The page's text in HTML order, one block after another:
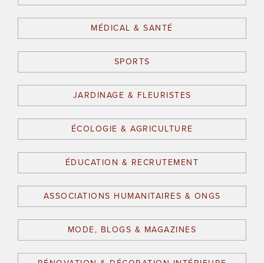
MÉDICAL & SANTÉ
SPORTS
JARDINAGE & FLEURISTES
ÉCOLOGIE & AGRICULTURE
ÉDUCATION & RECRUTEMENT
ASSOCIATIONS HUMANITAIRES & ONGS
MODE, BLOGS & MAGAZINES